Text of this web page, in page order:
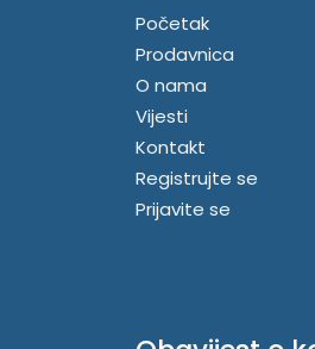
Početak
Prodavnica
O nama
Vijesti
Kontakt
Registrujte se
Prijavite se